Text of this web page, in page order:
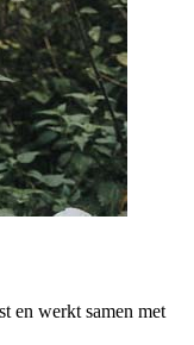
en werkt samen met